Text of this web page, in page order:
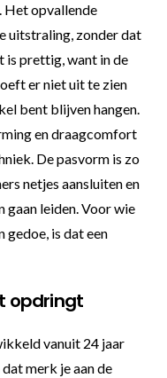
Het opvallende
uitstraling, zonder dat
is prettig, want in de
er niet uit te zien
bent blijven hangen.
en draagcomfort
De pasvorm is zo
netjes aansluiten en
gaan leiden. Voor wie
gedoe, is dat een
opdringt
vanuit 24 jaar
merk je aan de